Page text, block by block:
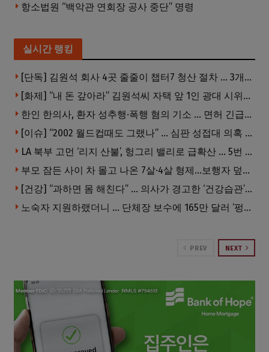
항소법원 “백악관 연회장 공사 중단” 명령
실시간 랭킹
[단독] 김원석 회사 4곳 줄줄이 챕터7 청산 절차 … 3개 법인 같은 날 동시 파산 신청
[화제] “내 돈 갚아라” 김원석씨 자택 앞 1인 광대 시위 … 한인 투자사, “108만 달러 못받아”
한인 한의사, 환자 성추행·폭행 혐의 기소 … 면허 긴급정지
[이슈] “2002 월드컵때도 그랬나” … 심판 성접대 의혹 해외로 일파만파, 4강 신화까지 불똥
LA 북부 고먼 ‘리지 산불’, 헝그리 밸리로 급확산 … 5번 Fwy 양방향 전면 폐쇄
부모 잠든 사이 차 몰고 나온 7살·4살 형제…보행자 덮쳐 중태
[건강] “과하면 몸 해친다” … 의사가 경고한 ‘건강습관’ 5가지
노숙자 지원하랬더니 … 단체장 보수에 165만 달러 ‘펑펑’
PREV NEXT